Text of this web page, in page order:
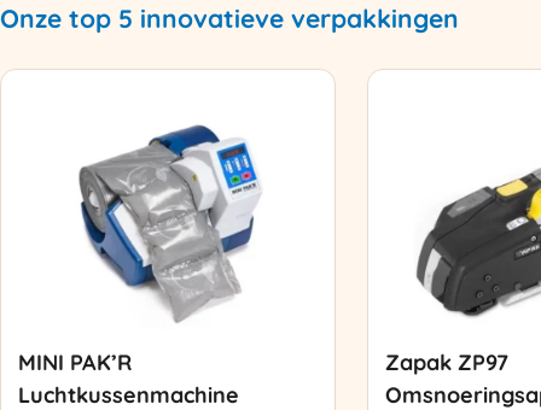
Onze top 5 innovatieve verpakkingen
MINI PAK’R
Luchtkussenmachine
Zapak ZP97